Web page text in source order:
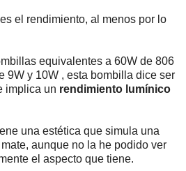
el rendimiento, al menos por lo
equivalentes a 60W de 806
9W y 10W , esta bombilla dice ser
implica un rendimiento lumínico
una estética que simula una
aunque no la he podido ver
el aspecto que tiene.